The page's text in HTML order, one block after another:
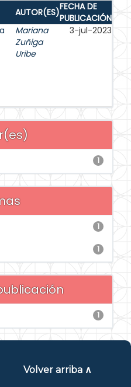
AUTOR(ES)FECHA DE
PUBLICACIÓN
Mariana
Zuñiga
Uribe
3-jul-2023
1
1
1
1
Volver arriba ∧